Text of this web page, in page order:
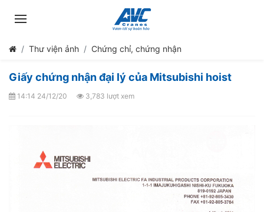
Thư viện ảnh Chứng chỉ, chứng nhận
Giấy chứng nhận đại lý của Mitsubishi hoist
14:14 24/12/20 3,783 lượt xem